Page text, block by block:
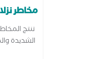
مخاطر
تنتج
الشديدة